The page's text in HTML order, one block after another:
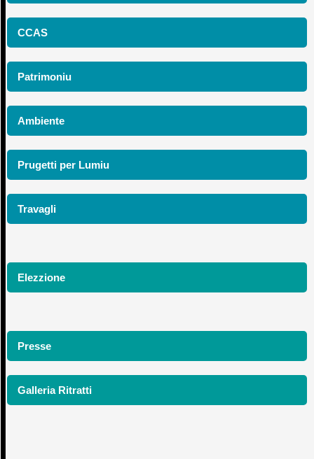
CCAS
Patrimoniu
Ambiente
Prugetti per Lumiu
Travagli
Elezzione
Presse
Galleria Ritratti